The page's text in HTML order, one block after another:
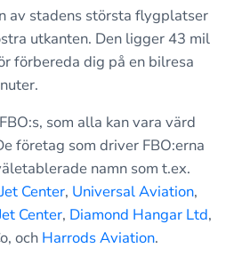
av stadens största flygplatser
utkanten. Den ligger 43 mil
förbereda dig på en bilresa
som alla kan vara värd
företag som driver FBO:erna
namn som t.ex.
Center, Universal Aviation,
Center, Diamond Hangar Ltd,
och Harrods Aviation.